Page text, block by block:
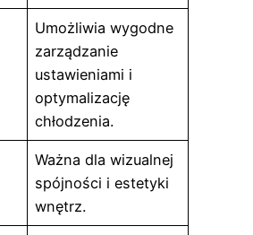
Umożliwia wygodne
zarządzanie
ustawieniami i
optymalizację
chłodzenia.
Ważna dla wizualnej
spójności i estetyki
wnętrz.